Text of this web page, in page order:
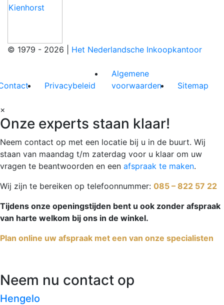
© 1979 - 2026 | Het Nederlandsche Inkoopkantoor
Privacybeleid
Algemene
voorwaarden
Sitemap
×
Onze experts staan klaar!
Neem contact op met een locatie bij u in de buurt. Wij
staan van maandag t/m zaterdag voor u klaar om uw
vragen te beantwoorden en een afspraak te maken.
Wij zijn te bereiken op telefoonnummer: 085 – 822 57 22
Tijdens onze openingstijden bent u ook zonder afspraak
van harte welkom bij ons in de winkel.
Plan online uw afspraak met een van onze specialisten
Neem nu contact op
Hengelo